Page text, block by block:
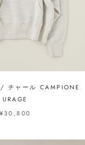
チャール CAMPIONE
URAGE
¥30,800